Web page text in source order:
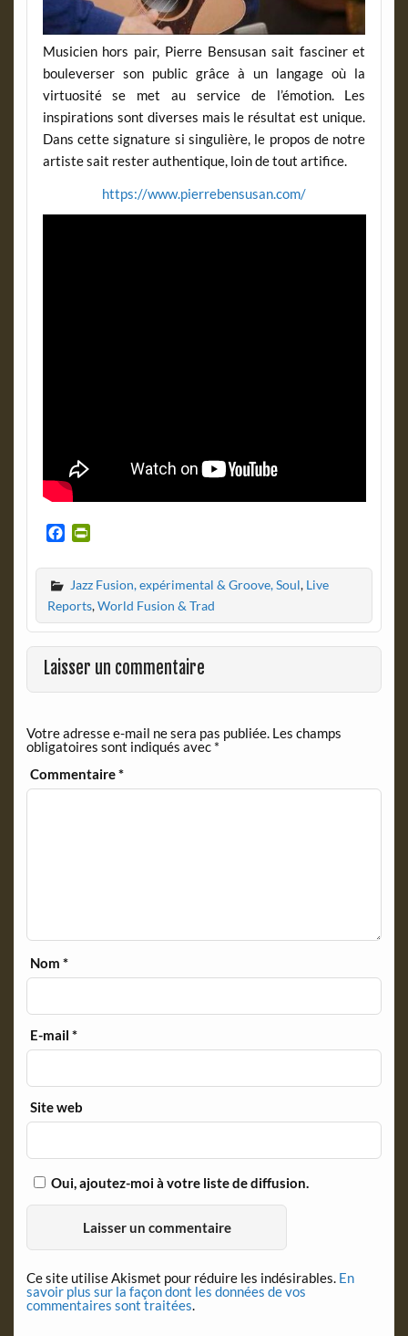
Musicien hors pair, Pierre Bensusan sait fasciner et
bouleverser son public grâce à un langage où la
virtuosité se met au service de l’émotion. Les
inspirations sont diverses mais le résultat est unique.
Dans cette signature si singulière, le propos de notre
artiste sait rester authentique, loin de tout artifice.
https://www.pierrebensusan.com/
c
e
b
o
o
k
i
n
t
F
r
i
e
n
l
y
Jazz Fusion, expérimental & Groove, Soul, Live
Reports,World Fusion & Trad
Laisser un commentaire
Votre adresse e-mail ne sera pas publiée. Les champs
obligatoires sont indiqués avec *
Commentaire*
Nom*
E-mail*
Site web
Oui, ajoutez-moi à votre liste de diffusion.
Ce site utilise Akismet pour réduire les indésirables. En
savoir plus sur la façon dont les données de vos
commentaires sont traitées.